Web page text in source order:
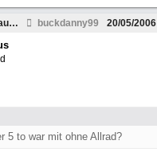
Re: MAN 8.136 FAE, taugen die was? buckdanny99 20/05/2006
5 to war mit ohne Allrad?